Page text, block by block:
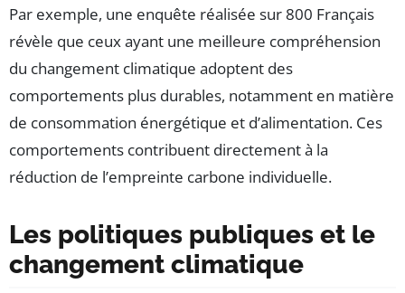
Par exemple, une enquête réalisée sur 800 Français
révèle que ceux ayant une meilleure compréhension
du changement climatique adoptent des
comportements plus durables, notamment en matière
de consommation énergétique et d’alimentation. Ces
comportements contribuent directement à la
réduction de l’empreinte carbone individuelle.
Les politiques publiques et le
changement climatique